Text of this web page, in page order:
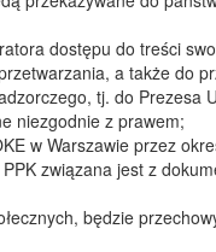
dostępu do treści
a także do
tj. do Prezesa
niezgodnie z prawem;
w Warszawie przez
związana jest z
będzie